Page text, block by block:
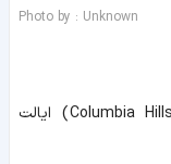
Photo by : Unknown
این منظره ی رویایی در تپه های کلمبیا (Columbia Hills ) ایالت